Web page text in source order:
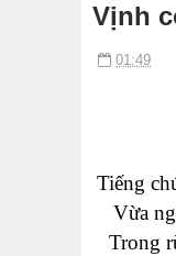
Vịnh
01:49
Tiếng
Vừa
Trong